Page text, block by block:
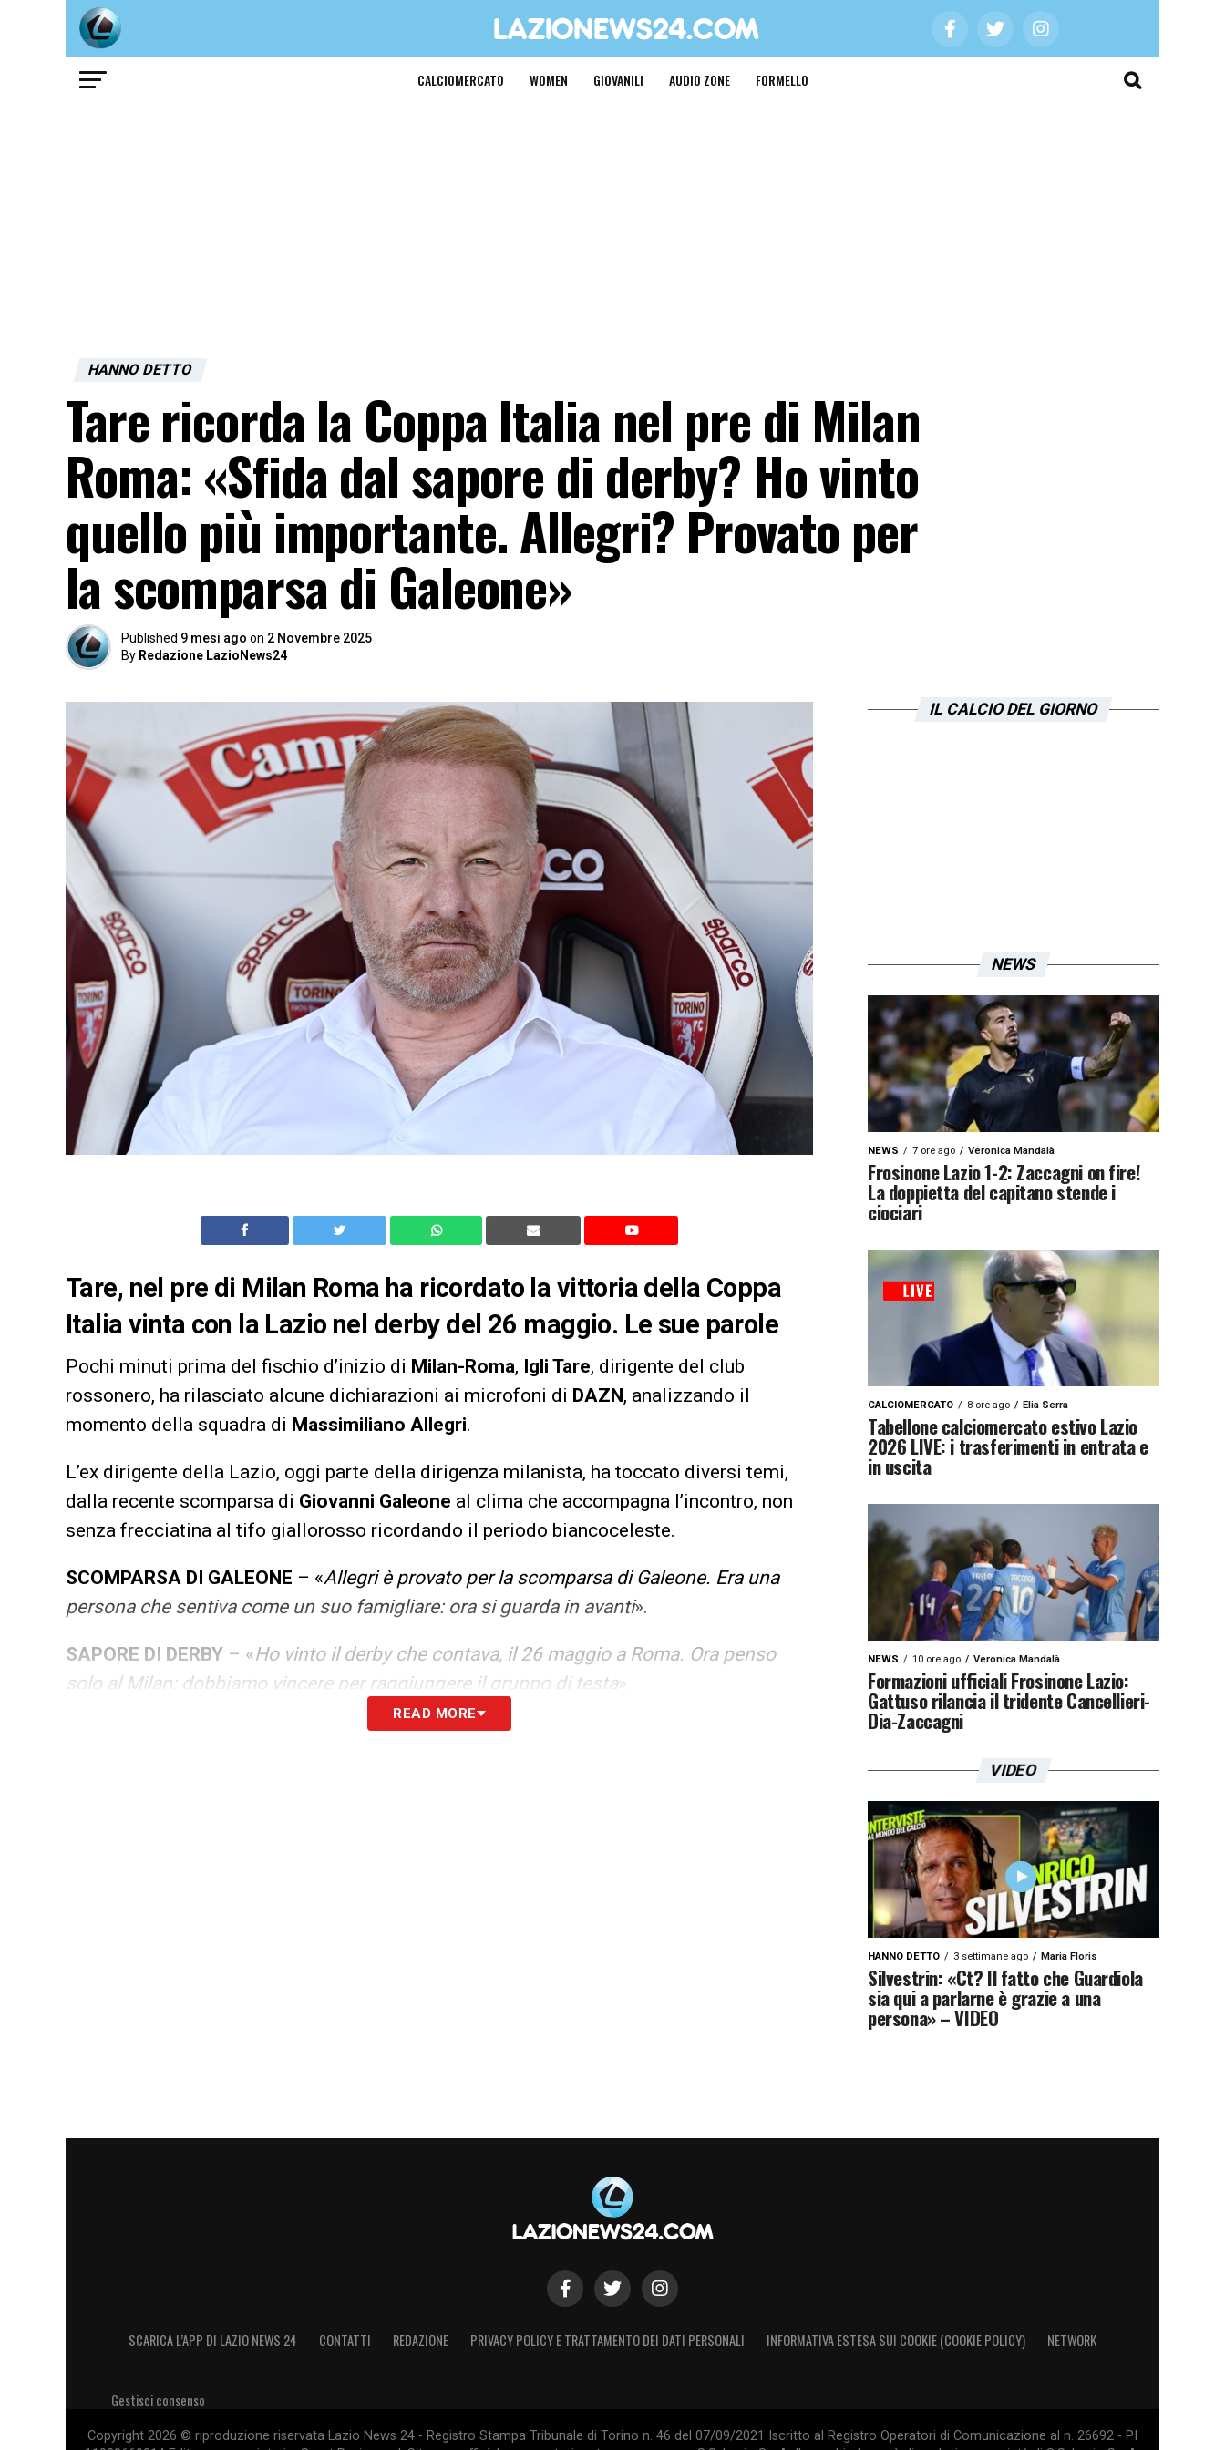
CALCIOMERCATO WOMEN GIOVANILI AUDIO ZONE FORMELLO
HANNO DETTO
Tare ricorda la Coppa Italia nel pre di Milan
Roma: «Sfida dal sapore di derby? Ho vinto
quello più importante. Allegri? Provato per
la scomparsa di Galeone»
Published 9 mesi ago on 2 Novembre 2025
By Redazione LazioNews24
Tare, nel pre di Milan Roma ha ricordato la vittoria della Coppa
Italia vinta con la Lazio nel derby del 26 maggio. Le sue parole
Pochi minuti prima del fischio d’inizio di Milan-Roma, Igli Tare, dirigente del club
rossonero, ha rilasciato alcune dichiarazioni ai microfoni di DAZN , analizzando il
momento della squadra di Massimiliano Allegri.
L’ex dirigente della Lazio, oggi parte della dirigenza milanista, ha toccato diversi temi,
dalla recente scomparsa di Giovanni Galeone al clima che accompagna l’incontro, non
senza frecciatina al tifo giallorosso ricordando il periodo biancoceleste.
SCOMPARSA DI GALEONE – «Allegri è provato per la scomparsa di Galeone. Era una
persona che sentiva come un suo famigliare: ora si guarda in avanti».
SAPORE DI DERBY – «Ho vinto il derby che contava, il 26 maggio a Roma. Ora penso
solo al Milan: dobbiamo vincere per raggiungere il gruppo di testa».
LEGGI L’INTERVISTA COMPLETA SU MILANNEWS24
READ MORE
IL CALCIO DEL GIORNO
NEWS
NEWS 7 ore ago Veronica Mandalà
Frosinone Lazio 1-2: Zaccagni on fire!
La doppietta del capitano stende i
ciociari
CALCIOMERCATO 8 ore ago Elia Serra
Tabellone calciomercato estivo Lazio
2026 LIVE: i trasferimenti in entrata e
in uscita
NEWS 10 ore ago Veronica Mandalà
Formazioni ufficiali Frosinone Lazio:
Gattuso rilancia il tridente Cancellieri-
Dia-Zaccagni
VIDEO
HANNO DETTO 3 settimane ago Maria Floris
Silvestrin: «Ct? Il fatto che Guardiola
sia qui a parlarne è grazie a una
persona» – VIDEO
SCARICA L’APP DI LAZIO NEWS 24 CONTATTI REDAZIONE PRIVACY POLICY E TRATTAMENTO DEI DATI PERSONALI INFORMATIVA ESTESA SUI COOKIE (COOKIE POLICY) NETWORK
Gestisci consenso
Copyright 2026 © riproduzione riservata Lazio News 24 - Registro Stampa Tribunale di Torino n. 46 del 07/09/2021 Iscritto al Registro Operatori di Comunicazione al n. 26692 - PI